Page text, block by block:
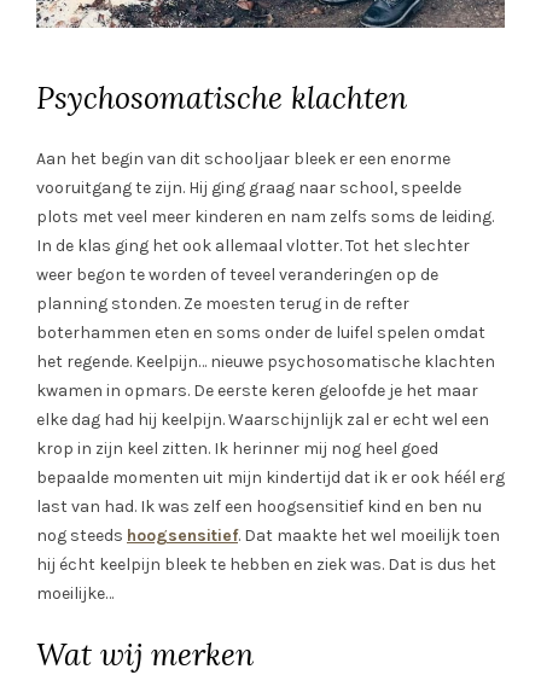
Psychosomatische klachten
Aan het begin van dit schooljaar bleek er een enorme
vooruitgang te zijn. Hij ging graag naar school, speelde
plots met veel meer kinderen en nam zelfs soms de leiding.
In de klas ging het ook allemaal vlotter. Tot het slechter
weer begon te worden of teveel veranderingen op de
planning stonden. Ze moesten terug in de refter
boterhammen eten en soms onder de luifel spelen omdat
het regende. Keelpijn… nieuwe psychosomatische klachten
kwamen in opmars. De eerste keren geloofde je het maar
elke dag had hij keelpijn. Waarschijnlijk zal er echt wel een
krop in zijn keel zitten. Ik herinner mij nog heel goed
bepaalde momenten uit mijn kindertijd dat ik er ook héél erg
last van had. Ik was zelf een hoogsensitief kind en ben nu
nog steeds hoogsensitief. Dat maakte het wel moeilijk toen
hij écht keelpijn bleek te hebben en ziek was. Dat is dus het
moeilijke…
Wat wij merken